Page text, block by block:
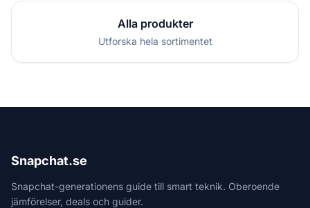
Alla produkter
Utforska hela sortimentet
Snapchat.se
Snapchat-generationens guide till smart teknik. Oberoende
jämförelser, deals och guider.